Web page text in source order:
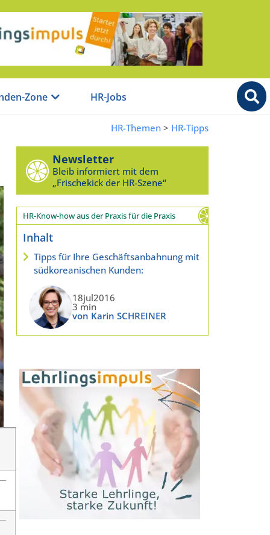
Zone HR-Jobs
HR-Themen > HR-Tipps
Newsletter
Bleib informiert mit dem
„Frischekick der HR-Szene“
HR-Know-how aus der Praxis für die Praxis
Inhalt
Tipps für Ihre Geschäftsanbahnung mit
südkoreanischen Kunden:
18jul2016
3 min
von Karin SCHREINER